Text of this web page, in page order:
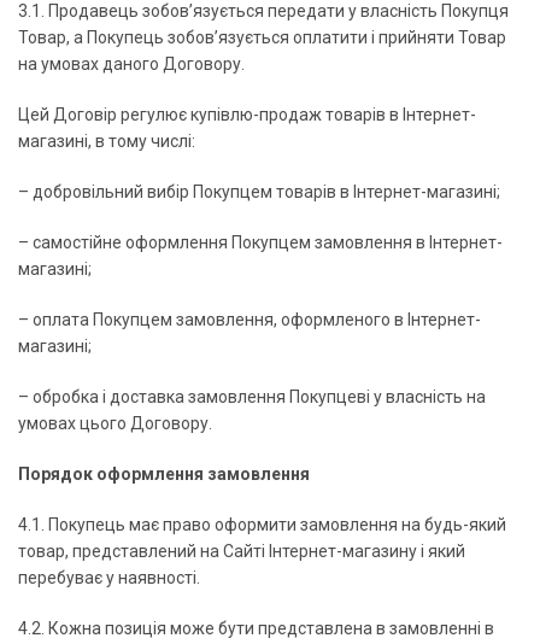
3.1. Продавець зобов’язується передати у власність Покупця
Товар, а Покупець зобов’язується оплатити і прийняти Товар
на умовах даного Договору.
Цей Договір регулює купівлю-продаж товарів в Інтернет-
магазині, в тому числі:
– добровільний вибір Покупцем товарів в Інтернет-магазині;
– самостійне оформлення Покупцем замовлення в Інтернет-
магазині;
– оплата Покупцем замовлення, оформленого в Інтернет-
магазині;
– обробка і доставка замовлення Покупцеві у власність на
умовах цього Договору.
Порядок оформлення замовлення
4.1. Покупець має право оформити замовлення на будь-який
товар, представлений на Сайті Інтернет-магазину і який
перебуває у наявності.
4.2. Кожна позиція може бути представлена в замовленні в